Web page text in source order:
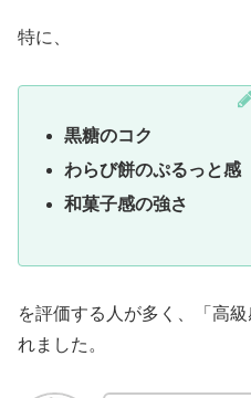
特に、
黒糖のコク
わらび餅のぷるっと感
和菓子感の強さ
を評価する人が多く、「高
れました。